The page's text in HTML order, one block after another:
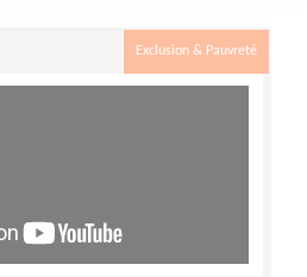
Exclusion & Pauvreté